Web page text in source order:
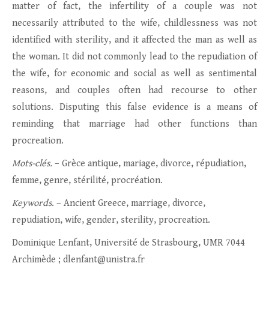
matter of fact, the infertility of a couple was not
necessarily attributed to the wife, childlessness was not
identified with sterility, and it affected the man as well as
the woman. It did not commonly lead to the repudiation of
the wife, for economic and social as well as sentimental
reasons, and couples often had recourse to other
solutions. Disputing this false evidence is a means of
reminding that marriage had other functions than
procreation.
Mots-clés. – Grèce antique, mariage, divorce, répudiation,
femme, genre, stérilité, procréation.
Keywords. – Ancient Greece, marriage, divorce,
repudiation, wife, gender, sterility, procreation.
Dominique Lenfant, Université de Strasbourg, UMR 7044
Archimède ; dlenfant@unistra.fr